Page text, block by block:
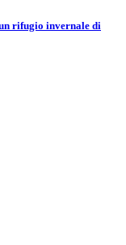
rifugio invernale di